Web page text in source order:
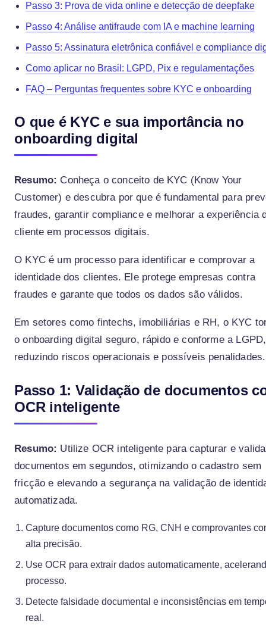
Passo 3: Prova de vida online e detecção de deepfake
Passo 4: Análise antifraude com IA e machine learning
Passo 5: Assinatura eletrônica confiável e compliance
Como aplicar no Brasil: LGPD, Pix e regulamentações
FAQ – Perguntas frequentes sobre KYC e onboarding
O que é KYC e sua importância no
onboarding digital
Resumo: Conheça o conceito de KYC (Know Your
Customer) e descubra por que é fundamental para
fraudes, garantir compliance e melhorar a experiência
cliente em processos digitais.
O KYC é um processo para identificar e comprovar a
identidade dos clientes. Ele protege empresas contra
fraudes e garante que todos os dados são válidos.
Em setores como fintechs, imobiliárias e RH, o KYC
o onboarding digital seguro, rápido e conforme a LGPD,
reduzindo riscos operacionais e possíveis penalidades.
Passo 1: Validação de documentos
OCR inteligente
Resumo: Utilize OCR inteligente para capturar e
documentos em segundos, otimizando o cadastro sem
fricção e elevando a segurança na validação de
automatizada.
Capture documentos como RG, CNH e comprovantes
alta precisão.
Use OCR para extrair dados automaticamente,
processo.
Detecte falsidade documental e inconsistências em
real.